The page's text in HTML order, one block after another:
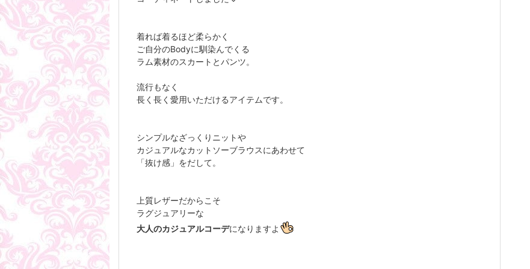
着れば着るほど柔らかく
ご自分のBodyに馴染んでくる
ラム素材のスカートとパンツ。
流行もなく
長く長く愛用いただけるアイテムです。
シンプルなざっくりニットや
カジュアルなカットソーブラウスにあわせて
「抜け感」をだして。
上質レザーだからこそ
ラグジュアリーな
大人のカジュアルコーデになりますよ